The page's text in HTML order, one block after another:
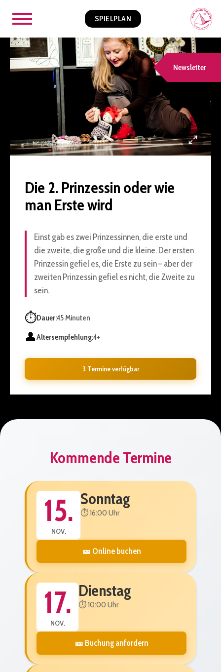
SPIELPLAN
Newsletter
Die 2. Prinzessin oder wie
man Erste wird
Einst gab es zwei Prinzessinnen, die erste und
die zweite, die große und die kleine. Der ersten
Prinzessin gefiel es, die Erste zu sein – aber der
zweiten Prinzessin gefiel es nicht, die Zweite zu
sein.
⏱️Dauer:45 Minuten
👤Altersempfehlung:4+
3 Termine verfügbar
Kommende Termine
15.
NOV.
Sonntag
⏱️ 16:00 Uhr
🎫 Online buchen
17.
NOV.
Dienstag
⏱️ 10:00 Uhr
🎫 Buchung anfordern